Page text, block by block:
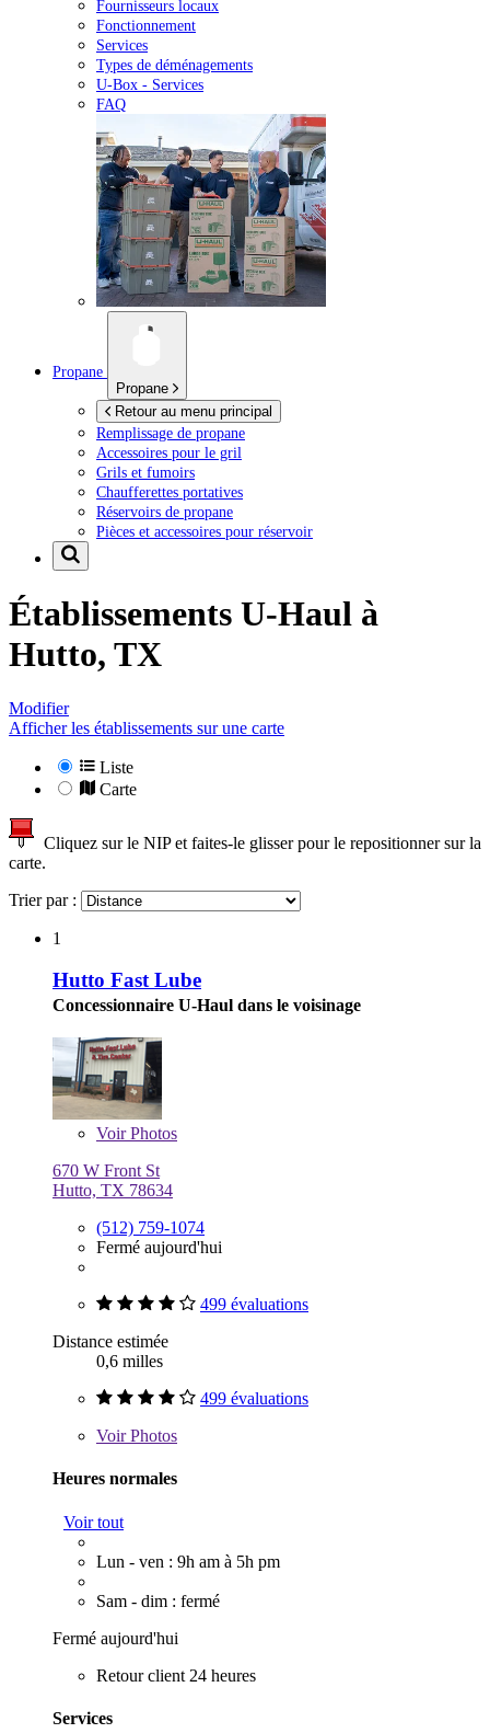
Fournisseurs locaux
Fonctionnement
Services
Types de déménagements
U-Box - Services
FAQ
Propane
Propane
Retour au menu principal
Remplissage de propane
Accessoires pour le gril
Grils et fumoirs
Chaufferettes portatives
Réservoirs de propane
Pièces et accessoires pour réservoir
Établissements U-Haul à
Hutto, TX
Modifier
Afficher les établissements sur une carte
Liste
Carte
Cliquez sur le NIP et faites-le glisser pour le repositionner sur la
carte.
Trier par :
1
Hutto Fast Lube
Concessionnaire U-Haul dans le voisinage
VoirPhotos
670 W Front St
Hutto, TX 78634
(512) 759-1074
Fermé aujourd'hui
499 évaluations
Distance estimée
0,6 milles
499 évaluations
VoirPhotos
Heures normales
Voir tout
Lun - ven : 9h am à 5h pm
Sam - dim : fermé
Fermé aujourd'hui
Retour client 24 heures
Services